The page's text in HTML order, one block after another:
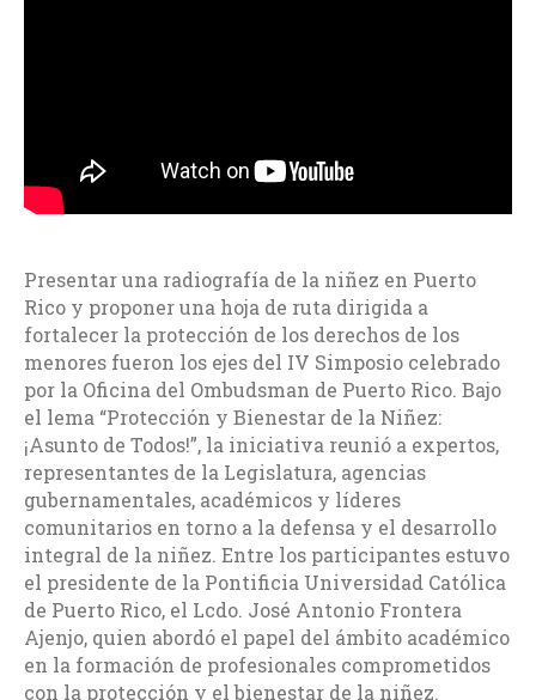
Presentar una radiografía de la niñez en Puerto
Rico y proponer una hoja de ruta dirigida a
fortalecer la protección de los derechos de los
menores fueron los ejes del IV Simposio celebrado
por la Oficina del Ombudsman de Puerto Rico. Bajo
el lema “Protección y Bienestar de la Niñez:
¡Asunto de Todos!”, la iniciativa reunió a expertos,
representantes de la Legislatura, agencias
gubernamentales, académicos y líderes
comunitarios en torno a la defensa y el desarrollo
integral de la niñez. Entre los participantes estuvo
el presidente de la Pontificia Universidad Católica
de Puerto Rico, el Lcdo. José Antonio Frontera
Ajenjo, quien abordó el papel del ámbito académico
en la formación de profesionales comprometidos
con la protección y el bienestar de la niñez.